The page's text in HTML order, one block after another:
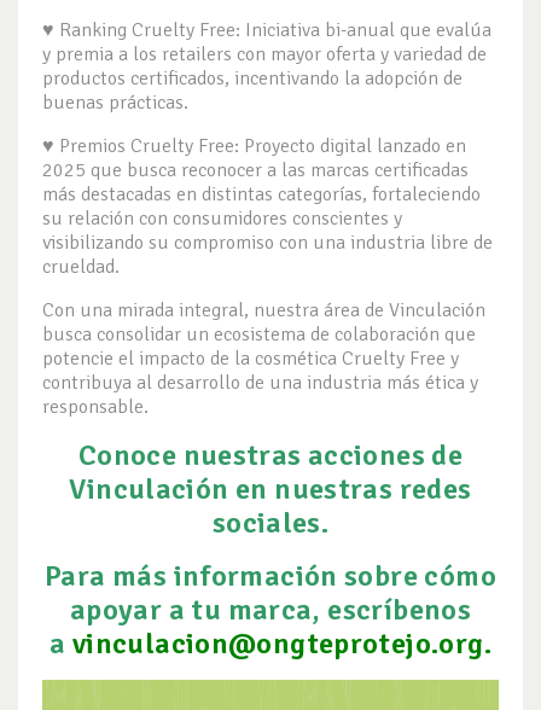
♥ Ranking Cruelty Free: Iniciativa bi-anual que evalúa
y premia a los retailers con mayor oferta y variedad de
productos certificados, incentivando la adopción de
buenas prácticas.
♥ Premios Cruelty Free: Proyecto digital lanzado en
2025 que busca reconocer a las marcas certificadas
más destacadas en distintas categorías, fortaleciendo
su relación con consumidores conscientes y
visibilizando su compromiso con una industria libre de
crueldad.
Con una mirada integral, nuestra área de Vinculación
busca consolidar un ecosistema de colaboración que
potencie el impacto de la cosmética Cruelty Free y
contribuya al desarrollo de una industria más ética y
responsable.
Conoce nuestras acciones de
Vinculación en nuestras redes
sociales.
Para más información sobre cómo
apoyar a tu marca, escríbenos
a vinculacion@ongteprotejo.org.